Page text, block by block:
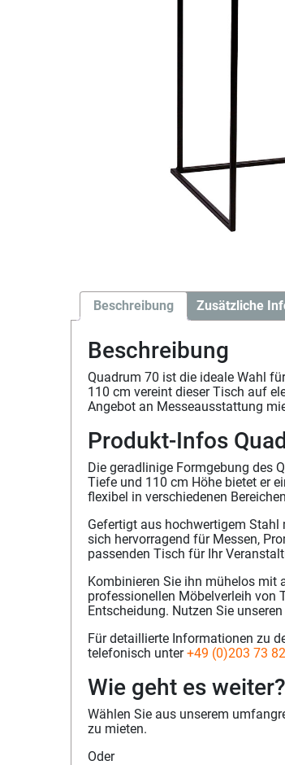
Beschreibung Zusätzliche
Beschreibung
Quadrum 70 ist die ideale Wahl
110 cm vereint dieser Tisch auf
Angebot an Messeausstattung
Produkt-Infos
Die geradlinige Formgebung des
Tiefe und 110 cm Höhe bietet er
flexibel in verschiedenen
Gefertigt aus hochwertigem
sich hervorragend für Messen,
passenden Tisch für Ihr
Kombinieren Sie ihn mühelos mit
professionellen Möbelverleih von
Entscheidung. Nutzen Sie
Für detaillierte Informationen zu
telefonisch unter+49 (0)203 73
Wie geht es weiter?
Wählen Sie aus unserem
zu mieten.
Oder